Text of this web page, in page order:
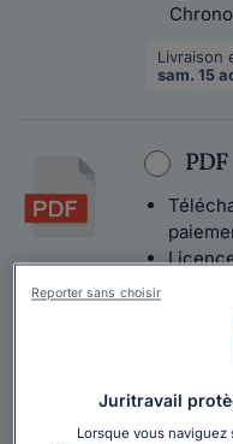
Livraison
sam. 15
PDF
Agrément Légifrance
Juritravail
Lorsque vous
Reporter sans choisir